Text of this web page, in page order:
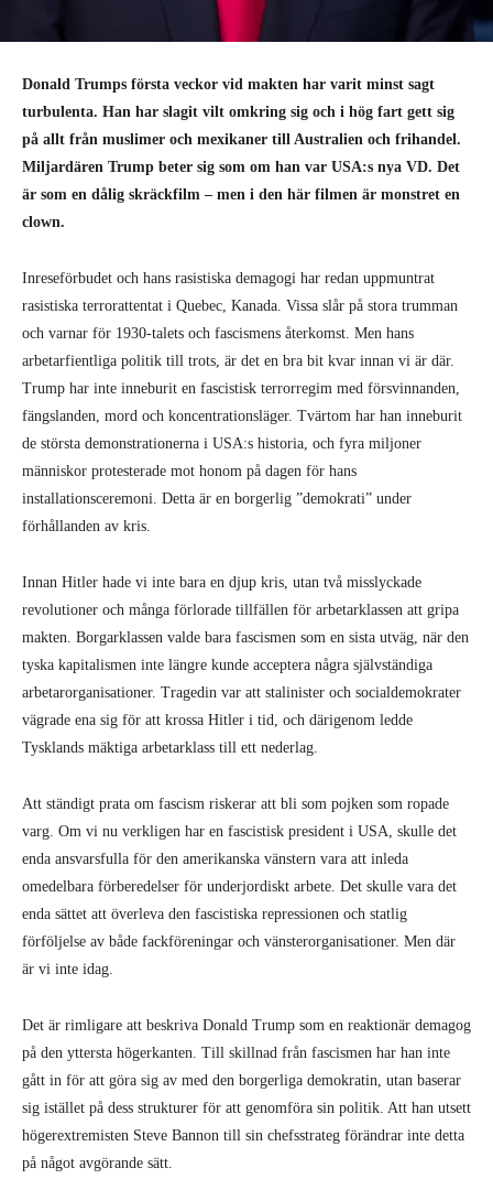
Donald Trumps första veckor vid makten har varit minst sagt
turbulenta. Han har slagit vilt omkring sig och i hög fart gett sig
på allt från muslimer och mexikaner till Australien och frihandel.
Miljardären Trump beter sig som om han var USA:s nya VD. Det
är som en dålig skräckfilm – men i den här filmen är monstret en
clown.
Inreseförbudet och hans rasistiska demagogi har redan uppmuntrat
rasistiska terrorattentat i Quebec, Kanada. Vissa slår på stora trumman
och varnar för 1930-talets och fascismens återkomst. Men hans
arbetarfientliga politik till trots, är det en bra bit kvar innan vi är där.
Trump har inte inneburit en fascistisk terrorregim med försvinnanden,
fängslanden, mord och koncentrationsläger. Tvärtom har han inneburit
de största demonstrationerna i USA:s historia, och fyra miljoner
människor protesterade mot honom på dagen för hans
installationsceremoni. Detta är en borgerlig ”demokrati” under
förhållanden av kris.
Innan Hitler hade vi inte bara en djup kris, utan två misslyckade
revolutioner och många förlorade tillfällen för arbetarklassen att gripa
makten. Borgarklassen valde bara fascismen som en sista utväg, när den
tyska kapitalismen inte längre kunde acceptera några självständiga
arbetarorganisationer. Tragedin var att stalinister och socialdemokrater
vägrade ena sig för att krossa Hitler i tid, och därigenom ledde
Tysklands mäktiga arbetarklass till ett nederlag.
Att ständigt prata om fascism riskerar att bli som pojken som ropade
varg. Om vi nu verkligen har en fascistisk president i USA, skulle det
enda ansvarsfulla för den amerikanska vänstern vara att inleda
omedelbara förberedelser för underjordiskt arbete. Det skulle vara det
enda sättet att överleva den fascistiska repressionen och statlig
förföljelse av både fackföreningar och vänsterorganisationer. Men där
är vi inte idag.
Det är rimligare att beskriva Donald Trump som en reaktionär demagog
på den yttersta högerkanten. Till skillnad från fascismen har han inte
gått in för att göra sig av med den borgerliga demokratin, utan baserar
sig istället på dess strukturer för att genomföra sin politik. Att han utsett
högerextremisten Steve Bannon till sin chefsstrateg förändrar inte detta
på något avgörande sätt.